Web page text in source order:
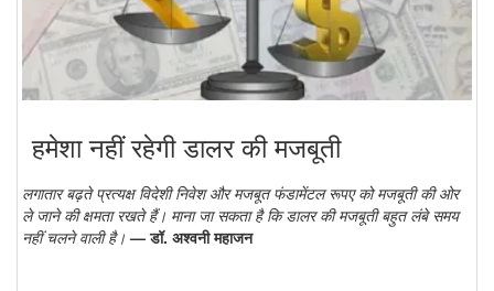
हमेशा नहीं रहेगी डालर की मजबूती
लगातार बढ़ते प्रत्यक्ष विदेशी निवेश और मजबूत फंडामेंटल रूपए को मजबूती की ओर
ले जाने की क्षमता रखते हैं। माना जा सकता है कि डालर की मजबूती बहुत लंबे समय
नहीं चलने वाली है। — डॉ. अश्वनी महाजन